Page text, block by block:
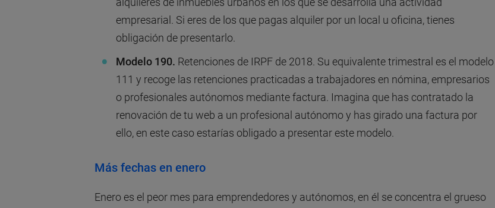
empresarial. Si eres de los que pagas alquiler por un local u oficina, tienes
obligación de presentarlo.
Modelo 190. Retenciones de IRPF de 2018. Su equivalente trimestral es el modelo
111 y recoge las retenciones practicadas a trabajadores en nómina, empresarios
o profesionales autónomos mediante factura. Imagina que has contratado la
renovación de tu web a un profesional autónomo y has girado una factura por
ello, en este caso estarías obligado a presentar este modelo.
Más fechas en enero
Enero es el peor mes para emprendedores y autónomos, en él se concentra el grueso